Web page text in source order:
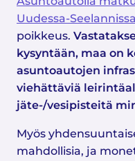
Uudessa-Seelannissa
poikkeus.
kysyntään, maa on
asuntoautojen
viehättäviä
jäte-/vesipisteitä
Myös
mahdollisia, ja